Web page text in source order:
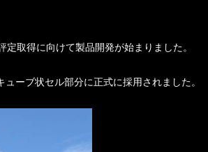
取得に向けて製品開発が始まりました。
ーブ状セル部分に正式に採用されました。